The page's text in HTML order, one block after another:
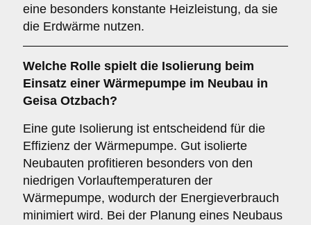
eine besonders konstante Heizleistung, da sie
die Erdwärme nutzen.
Welche Rolle spielt die Isolierung beim
Einsatz einer Wärmepumpe im Neubau in
Geisa Otzbach?
Eine gute Isolierung ist entscheidend für die
Effizienz der Wärmepumpe. Gut isolierte
Neubauten profitieren besonders von den
niedrigen Vorlauftemperaturen der
Wärmepumpe, wodurch der Energieverbrauch
minimiert wird. Bei der Planung eines Neubaus